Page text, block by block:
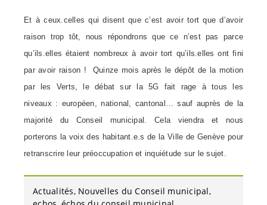
Et à ceux.celles qui disent que c’est avoir tort que d’avoir
raison trop tôt, nous répondrons que ce n’est pas parce
qu’ils.elles étaient nombreux à avoir tort qu’ils.elles ont fini
par avoir raison ! Quinze mois après le dépôt de la motion
par les Verts, le débat sur la 5G fait rage à tous les
niveaux : européen, national, cantonal… sauf auprès de la
majorité du Conseil municipal. Cela viendra et nous
porterons la voix des habitant.e.s de la Ville de Genève pour
retranscrire leur préoccupation et inquiétude sur le sujet.
Actualités Nouvelles du Conseil municipal